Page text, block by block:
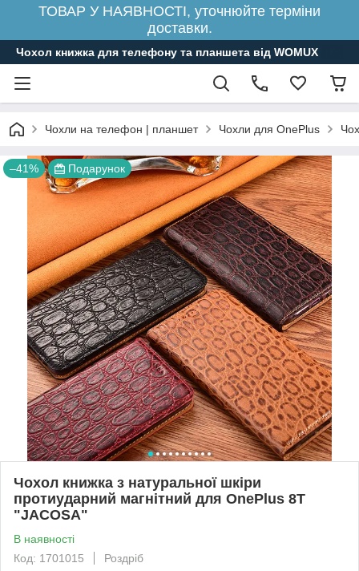
ТОВАР У НАЯВНОСТІ, уточнюйте терміни
доставки.
Чохол книжка для телефону та планшета від WOMUX
Чохли на телефон | планшет Чохли для OnePlus
–41% Подарунок
Чохол книжка з натуральної шкіри
протиударний магнітний для OnePlus 8T
"JACOSA"
В наявності
Код: 1701015
Роздріб